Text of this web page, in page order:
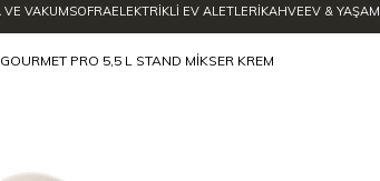
VE VAKUMSOFRAELEKTRİKLİ EV ALETLERİKAHVEEV & YAŞAM
PRO 5,5 L STAND MIKSER KREM